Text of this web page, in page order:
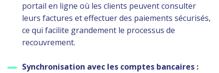
portail en ligne où les clients peuvent consulter
leurs factures et effectuer des paiements sécurisés,
ce qui facilite grandement le processus de
recouvrement.
Synchronisation avec les comptes bancaires :